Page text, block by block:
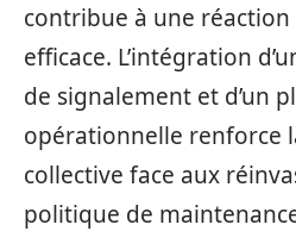
contribue à une
efficace. L’intégration
de signalement et d’un
opérationnelle renforce
collective face aux
politique de